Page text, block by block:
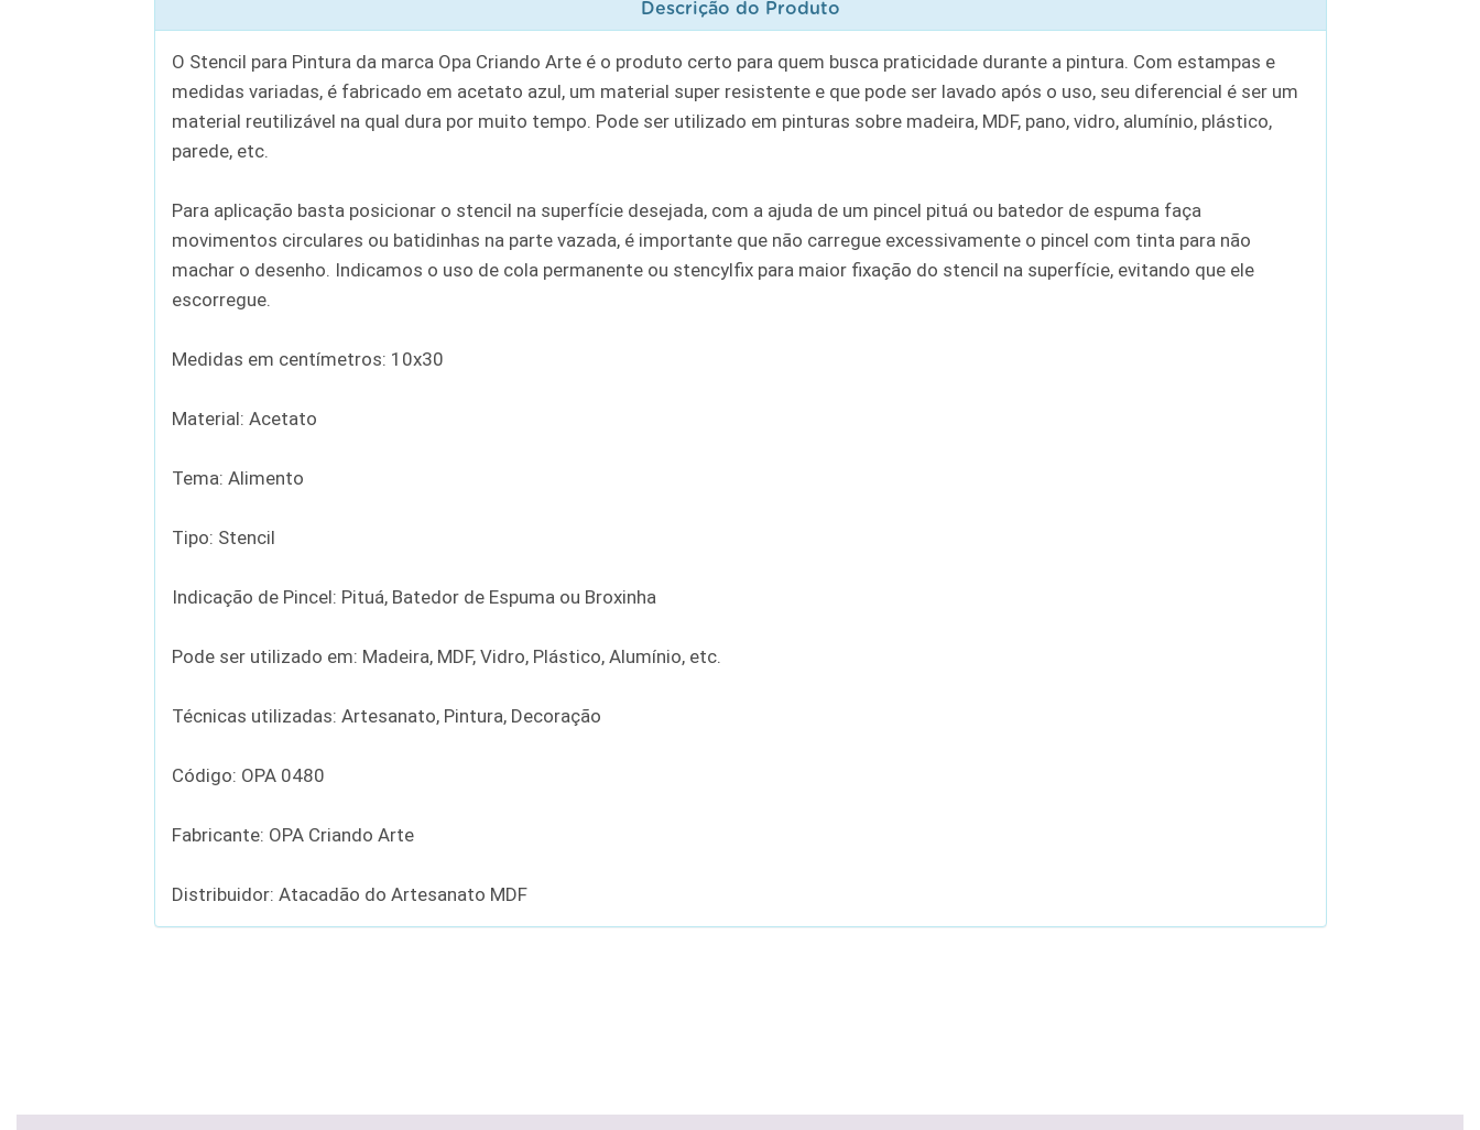
Descrição do Produto
O Stencil para Pintura da marca Opa Criando Arte é o produto certo para quem busca praticidade durante a pintura. Com estampas e
medidas variadas, é fabricado em acetato azul, um material super resistente e que pode ser lavado após o uso, seu diferencial é ser um
material reutilizável na qual dura por muito tempo. Pode ser utilizado em pinturas sobre madeira, MDF, pano, vidro, alumínio, plástico,
parede, etc.
Para aplicação basta posicionar o stencil na superfície desejada, com a ajuda de um pincel pituá ou batedor de espuma faça
movimentos circulares ou batidinhas na parte vazada, é importante que não carregue excessivamente o pincel com tinta para não
machar o desenho. Indicamos o uso de cola permanente ou stencylfix para maior fixação do stencil na superfície, evitando que ele
escorregue.
Medidas em centímetros: 10x30
Material: Acetato
Tema: Alimento
Tipo: Stencil
Indicação de Pincel: Pituá, Batedor de Espuma ou Broxinha
Pode ser utilizado em: Madeira, MDF, Vidro, Plástico, Alumínio, etc.
Técnicas utilizadas: Artesanato, Pintura, Decoração
Código: OPA 0480
Fabricante: OPA Criando Arte
Distribuidor: Atacadão do Artesanato MDF